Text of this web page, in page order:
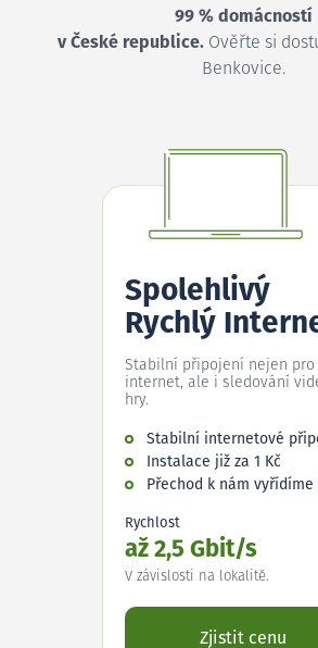
99 % domácností
v České republice.Ověřte si
Benkovice.
Spolehlivý
Rychlý
Stabilní připojení nejen pro
internet, ale i sledování
hry.
Stabilní internetové
Instalace již za 1 Kč
Přechod k nám vyřídíme
Rychlost
až 2,5 Gbit/s
V závislosti na lokalitě.
Zjistit cenu